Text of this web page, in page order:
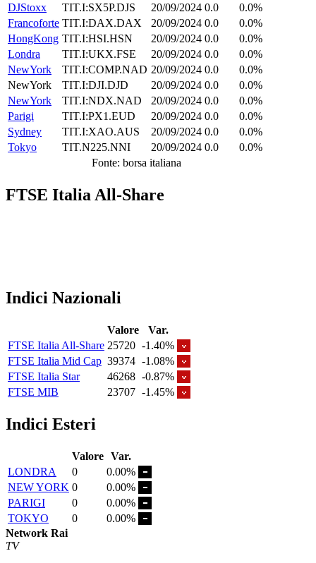
DJStoxx
TIT.I:SX5P.DJS 20/09/2024 0.0
0.0%
Francoforte TIT.I:DAX.DAX 20/09/2024 0.0
0.0%
HongKong TIT.I:HSI.HSN 20/09/2024 0.0
0.0%
Londra
TIT.I:UKX.FSE 20/09/2024 0.0
0.0%
NewYork
TIT.I:COMP.NAD 20/09/2024 0.0
0.0%
NewYork
TIT.I:DJI.DJD 20/09/2024 0.0
0.0%
NewYork
TIT.I:NDX.NAD 20/09/2024 0.0
0.0%
Parigi
TIT.I:PX1.EUD 20/09/2024 0.0
0.0%
Sydney
TIT.I:XAO.AUS 20/09/2024 0.0
0.0%
Tokyo
TIT.N225.NNI 20/09/2024 0.0
0.0%
Fonte: borsa italiana
FTSE Italia All-Share
Indici Nazionali
Valore
Var.
FTSE Italia All-Share 25720 -1.40%
FTSE Italia Mid Cap 39374 -1.08%
FTSE Italia Star
46268 -0.87%
FTSE MIB
23707 -1.45%
Indici Esteri
Valore Var.
LONDRA
0
0.00%
NEW YORK 0
0.00%
PARIGI
0
0.00%
TOKYO
0
0.00%
Network Rai
TV